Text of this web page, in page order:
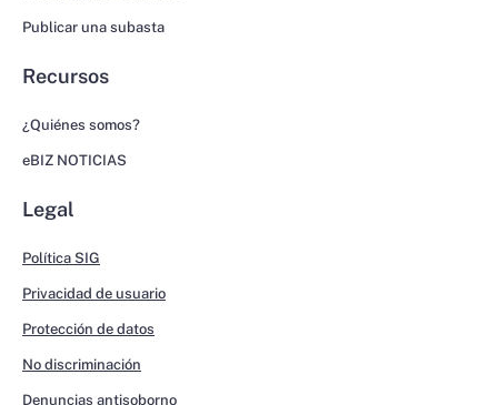
Publicar una subasta
Recursos
¿Quiénes somos?
eBIZ NOTICIAS
Legal
Política SIG
Privacidad de usuario
Protección de datos
No discriminación
Denuncias antisoborno